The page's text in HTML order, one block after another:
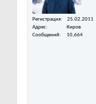
Регистрация
25.02.2011
Адрес
Киров
Сообщений
10,664